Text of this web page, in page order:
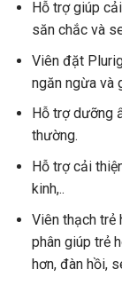
Hỗ trợ giúp
săn chắc và
Viên đặt
ngăn ngừa và
Hỗ trợ dưỡng
thường.
Hỗ trợ cải
kinh,..
Viên thạch trẻ
phân giúp trẻ
hơn, đàn hồi,